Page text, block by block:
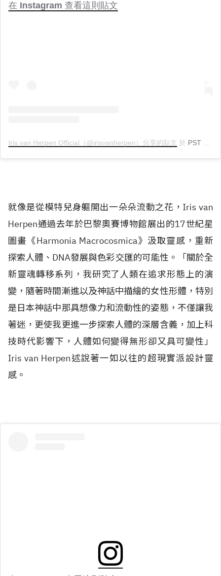
在 Instagram 查看這則貼文
Iris van Herpen Official（@irisvanherpen）分享的貼文 於 PST 2019 年 1月 月 19 日 上午 3:08
就像是從模特兒身軀開出一朵朵流動之花，Iris van
Herpen通過去年於巴黎奧賽博物館展出的17世紀星
圖畫《Harmonia Macrocosmica》汲取靈感，重新
探索人體、DNA發展與色彩交匯的可能性。「關於全
新靈魂轉移系列，我研究了人類在追求形態上的演
變，隨著時間漸進以及神話中描繪的女性形體，特別
是日本神話中那具想像力和流動性的姿態，不僅讓我
著迷，更使我更進一步探索人體的深層含義，加上科
技時代影響下，人體如何變得無形卻又具可變性」
Iris van Herpen述說著一如以往的超現實派設計靈
感。